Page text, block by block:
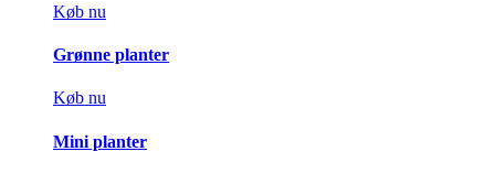
Køb nu
Grønne planter
Køb nu
Mini planter